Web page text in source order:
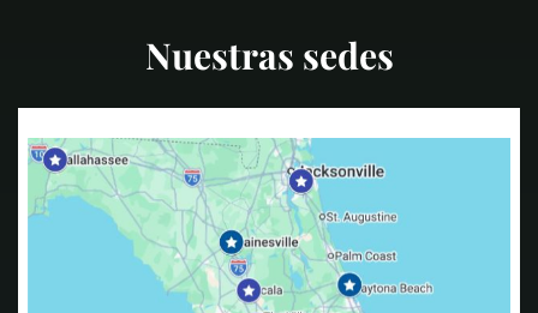
Nuestras sedes